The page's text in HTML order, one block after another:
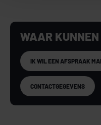
WAAR KUNNEN
IK WIL EEN AFSPRAAK
CONTACTGEGEVENS